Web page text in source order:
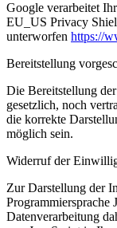
Google verarbeitet
EU_US Privacy
unterworfen https://
Bereitstellung
Die Bereitstellung
gesetzlich, noch
die korrekte
möglich sein.
Widerruf der
Zur Darstellung der
Programmiersprache
Datenverarbeitung